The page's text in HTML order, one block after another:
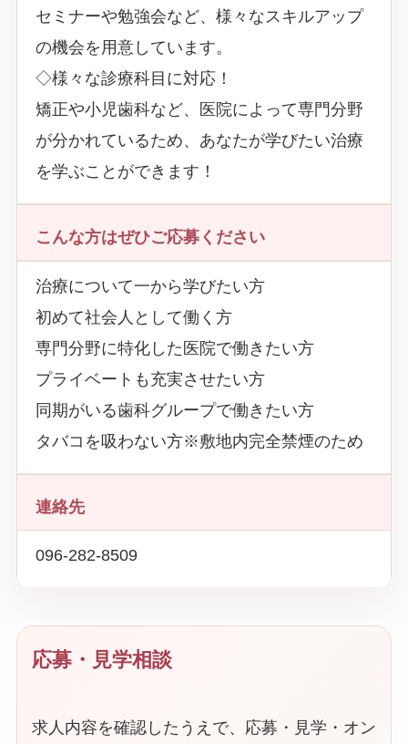
セミナーや勉強会など、様々なスキルアップ
の機会を用意しています。
◇様々な診療科目に対応！
矯正や小児歯科など、医院によって専門分野
が分かれているため、あなたが学びたい治療
を学ぶことができます！
こんな方はぜひご応募ください
治療について一から学びたい方
初めて社会人として働く方
専門分野に特化した医院で働きたい方
プライベートも充実させたい方
同期がいる歯科グループで働きたい方
タバコを吸わない方※敷地内完全禁煙のため
連絡先
096-282-8509
応募・見学相談
求人内容を確認したうえで、応募・見学・オン